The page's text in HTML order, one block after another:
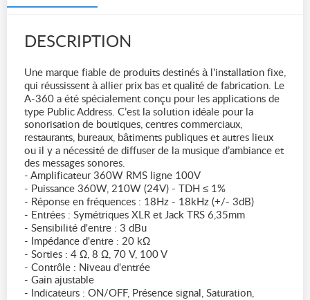
DESCRIPTION
Une marque fiable de produits destinés à l'installation fixe,
qui réussissent à allier prix bas et qualité de fabrication. Le
A-360 a été spécialement conçu pour les applications de
type Public Address. C’est la solution idéale pour la
sonorisation de boutiques, centres commerciaux,
restaurants, bureaux, bâtiments publiques et autres lieux
ou il y a nécessité de diffuser de la musique d’ambiance et
des messages sonores.
- Amplificateur 360W RMS ligne 100V
- Puissance 360W, 210W (24V) - TDH ≤ 1%
- Réponse en fréquences : 18Hz - 18kHz (+/- 3dB)
- Entrées : Symétriques XLR et Jack TRS 6,35mm
- Sensibilité d'entre : 3 dBu
- Impédance d'entre : 20 kΩ
- Sorties : 4 Ω, 8 Ω, 70 V, 100 V
- Contrôle : Niveau d'entrée
- Gain ajustable
- Indicateurs : ON/OFF, Présence signal, Saturation,